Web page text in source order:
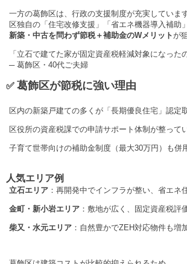
一方の葛飾区は、行政の支援制度が充実しています
区独自の「住宅改修支援」「省エネ機器導入補助
新築・中古を問わず節税＋補助金のWメリットが
「立石で建てた家が固定資産税軽減対象になった
─ 葛飾区・40代ご夫婦
✅ 葛飾区が節税に強い理由
区内の新築戸建ての多くが「長期優良住宅」認定
区役所の資産税課での申請サポート体制が整って
子育て世帯向けの補助金制度（最大30万円）も併
人気エリア例
立石エリア ：再開発中でインフラが整い、省エネ
金町・新小岩エリア ：敷地が広く、固定資産税評
柴又・水元エリア ：自然豊かでZEH対応物件も増